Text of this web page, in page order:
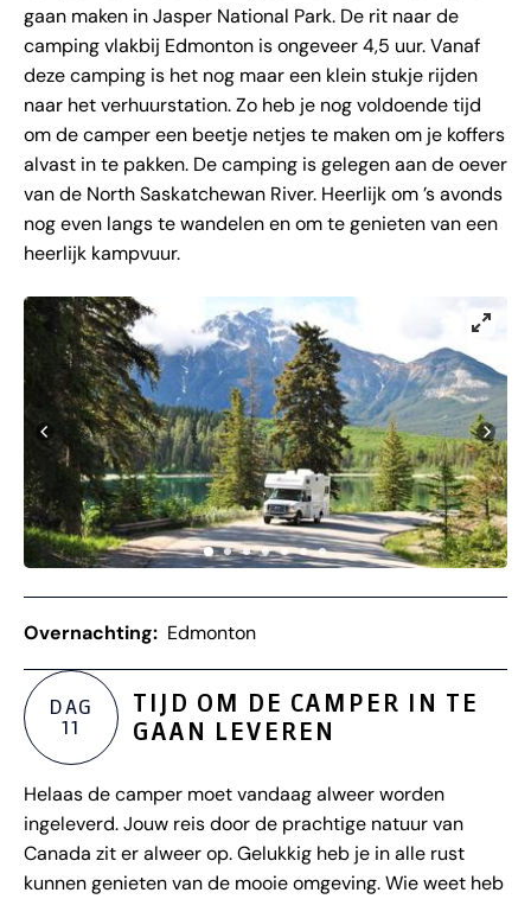
gaan maken in Jasper National Park. De rit naar de
camping vlakbij Edmonton is ongeveer 4,5 uur. Vanaf
deze camping is het nog maar een klein stukje rijden
naar het verhuurstation. Zo heb je nog voldoende tijd
om de camper een beetje netjes te maken om je koffers
alvast in te pakken. De camping is gelegen aan de oever
van de North Saskatchewan River. Heerlijk om ’s avonds
nog even langs te wandelen en om te genieten van een
heerlijk kampvuur.
Overnachting: Edmonton
DAG
11
TIJD OM DE CAMPER IN TE
GAAN LEVEREN
Helaas de camper moet vandaag alweer worden
ingeleverd. Jouw reis door de prachtige natuur van
Canada zit er alweer op. Gelukkig heb je in alle rust
kunnen genieten van de mooie omgeving. Wie weet heb